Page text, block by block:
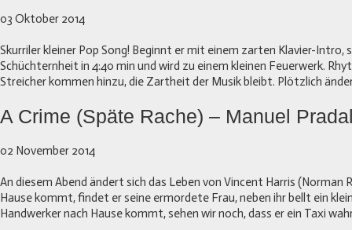
03 Oktober 2014
Skurriler kleiner Pop Song! Beginnt er mit einem zarten Klavier-Intro,
Schüchternheit in 4:40 min und wird zu einem kleinen Feuerwerk.
Streicher kommen hinzu, die Zartheit der Musik bleibt. Plötzlich
A Crime (Späte Rache) – Manuel
02 November 2014
An diesem Abend ändert sich das Leben von Vincent Harris (Norman
Hause kommt, findet er seine ermordete Frau, neben ihr bellt ein
Handwerker nach Hause kommt, sehen wir noch, dass er ein Taxi